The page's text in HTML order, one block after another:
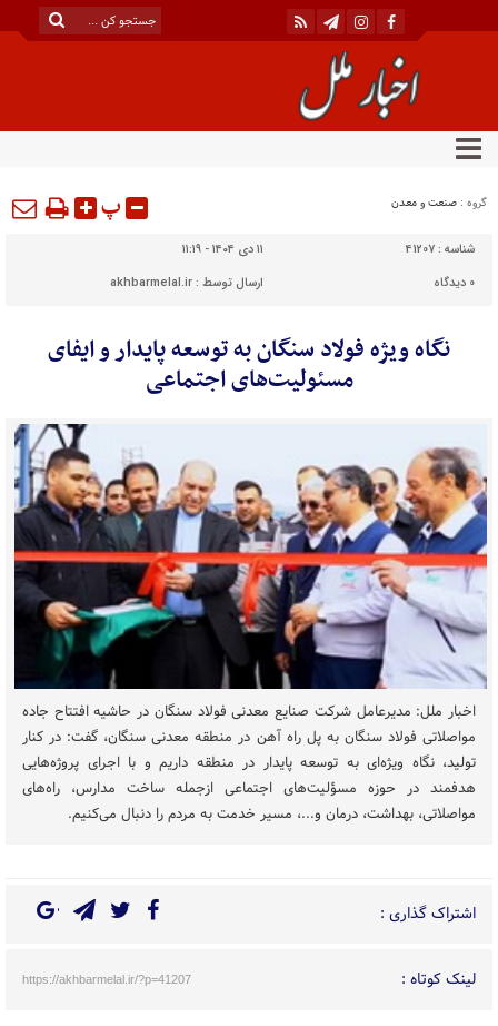
گروه : صنعت و معدن پ
شناسه : 41207
۱۱ دی ۱۴۰۴ - ۱۱:۱۹
0 دیدگاه ارسال توسط :akhbarmelal.ir
نگاه ویژه فولاد سنگان به توسعه پایدار و ایفای
مسئولیت‌های اجتماعی
اخبار ملل: مدیرعامل شرکت صنایع معدنی فولاد سنگان در حاشیه افتتاح جاده
مواصلاتی فولاد سنگان به پل راه آهن در منطقه معدنی سنگان، گفت: در کنار
تولید، نگاه ویژه‌ای به توسعه پایدار در منطقه داریم و با اجرای پروژه‌هایی
هدفمند در حوزه مسؤلیت‌‎های اجتماعی ازجمله ساخت مدارس، راه‌های
مواصلاتی، بهداشت، درمان و...، مسیر خدمت به مردم را دنبال می‌کنیم.
اشتراک گذاری :
لینک کوتاه : https://akhbarmelal.ir/?p=41207